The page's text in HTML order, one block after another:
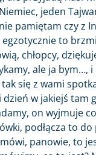
jeden
pamiętam czy z
to
chłopcy,
ale ja bym…,
się z wami
dzień w jakiejś tam
on wyjmuje
podłącza to
panowie, to